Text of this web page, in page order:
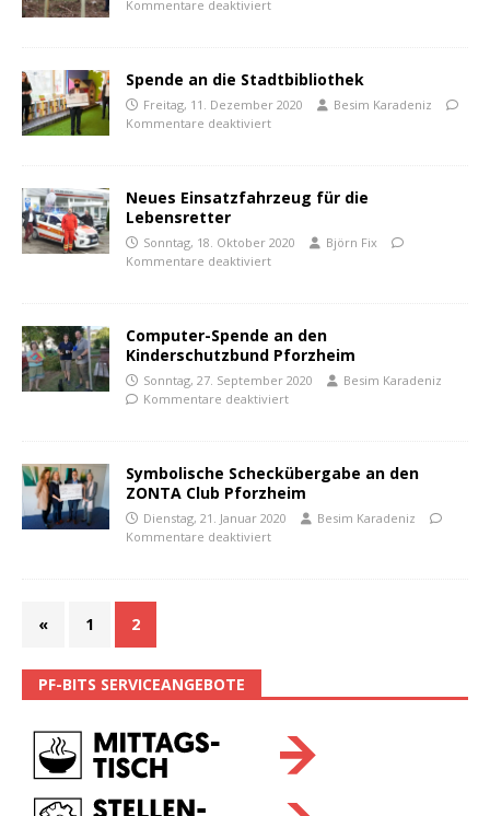
Kommentare deaktiviert
Spende an die Stadtbibliothek
Freitag, 11. Dezember 2020
Besim Karadeniz
Kommentare deaktiviert
Neues Einsatzfahrzeug für die
Lebensretter
Sonntag, 18. Oktober 2020
Björn Fix
Kommentare deaktiviert
Computer-Spende an den
Kinderschutzbund Pforzheim
Sonntag, 27. September 2020
Besim Karadeniz
Kommentare deaktiviert
Symbolische Scheckübergabe an den
ZONTA Club Pforzheim
Dienstag, 21. Januar 2020
Besim Karadeniz
Kommentare deaktiviert
« 1 2
PF-BITS SERVICEANGEBOTE